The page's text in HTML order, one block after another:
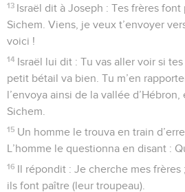
13 Israël dit à Joseph : Tes frères
Sichem. Viens, je veux t’envoyer
voici !
14 Israël lui dit : Tu vas aller voir si
petit bétail va bien. Tu m’en
l’envoya ainsi de la vallée
Sichem.
15 Un homme le trouva en train
L’homme le questionna en disant :
16 Il répondit : Je cherche mes frères
ils font paître (leur troupeau).